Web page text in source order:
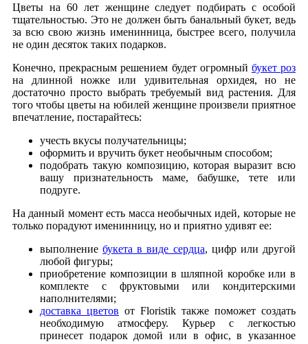
Цветы на 60 лет женщине следует подбирать с особой
тщательностью. Это не должен быть банальный букет, ведь
за всю свою жизнь именинница, быстрее всего, получила
не один десяток таких подарков.
Конечно, прекрасным решением будет огромный букет роз
на длинной ножке или удивительная орхидея, но не
достаточно просто выбрать требуемый вид растения. Для
того чтобы цветы на юбилей женщине произвели приятное
впечатление, постарайтесь:
учесть вкусы получательницы;
оформить и вручить букет необычным способом;
подобрать такую композицию, которая выразит всю
вашу признательность маме, бабушке, тете или
подруге.
На данный момент есть масса необычных идей, которые не
только порадуют именинницу, но и приятно удивят ее:
выполнениебукета в виде сердца, цифр или другой
любой фигуры;
приобретение композиции в шляпной коробке или в
комплекте с фруктовыми или кондитерскими
наполнителями;
доставка цветов от Floristik также поможет создать
необходимую атмосферу. Курьер с легкостью
принесет подарок домой или в офис, в указанное